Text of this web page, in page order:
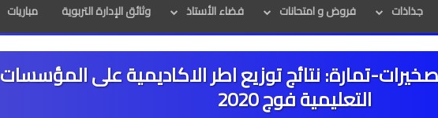
جذاذات فروض و امتحانات فضاء الأستاذ وثائق الإدارة التربوية مباريات
تمارة: نتائج توزيع اطر الاكاديمية على المؤسسات
التعليمية فوج 2020